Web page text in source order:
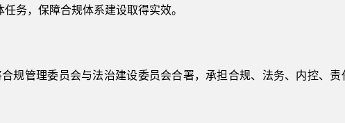
务，保障合规体系建设取得实效。
规管理委员会与法治建设委员会合署，承担合规、法务、内控、责